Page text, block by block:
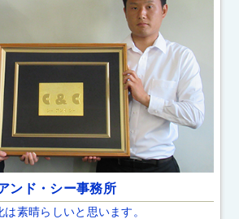
ンド・シー事務所
素晴らしいと思います。